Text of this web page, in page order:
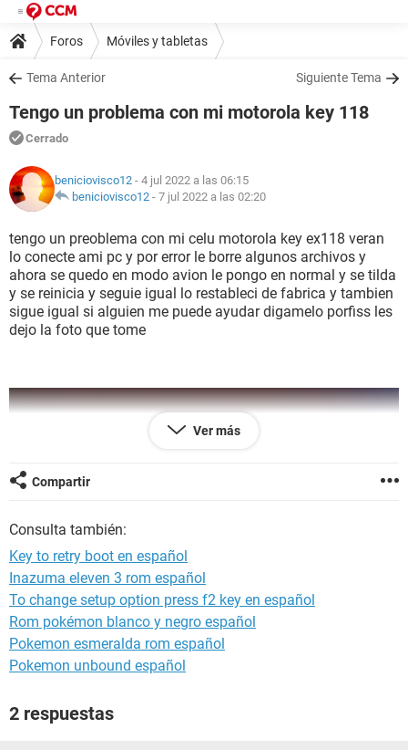
Foros Móviles y tabletas
Tema Anterior Siguiente Tema
Tengo un problema con mi motorola key 118
Cerrado
beniciovisco12 - 4 jul 2022 a las 06:15
beniciovisco12 - 7 jul 2022 a las 02:20
tengo un preoblema con mi celu motorola key ex118 veran
lo conecte ami pc y por error le borre algunos archivos y
ahora se quedo en modo avion le pongo en normal y se tilda
y se reinicia y seguie igual lo restableci de fabrica y tambien
sigue igual si alguien me puede ayudar digamelo porfiss les
dejo la foto que tome
Ver más
Compartir
Consulta también:
Key to retry boot en español
Inazuma eleven 3 rom español
To change setup option press f2 key en español
Rom pokémon blanco y negro español
Pokemon esmeralda rom español
Pokemon unbound español
2 respuestas